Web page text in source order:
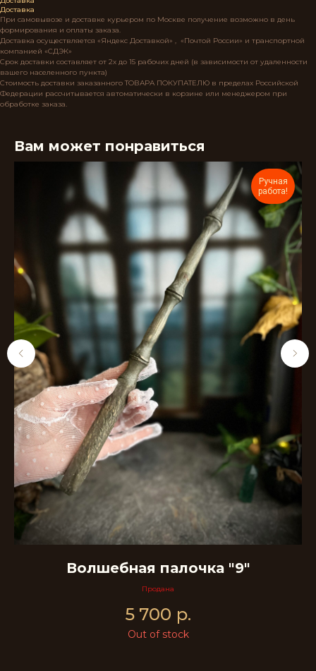
Доставка
При самовывозе и доставке курьером по Москве получение возможно в день
формирования и оплаты заказа.
Доставка осуществляется «Яндекс Доставкой» , «Почтой России» и транспортной
компанией «СДЭК»
Срок доставки составляет от 2х до 15 рабочих дней (в зависимости от удаленности
вашего населенного пункта)
Стоимость доставки заказанного ТОВАРА ПОКУПАТЕЛЮ в пределах Российской
Федерации рассчитывается автоматически в корзине или менеджером при
обработке заказа.
Вам может понравиться
Ручная
работа!
Волшебная палочка "9"
Продана
5 700 р.
Out of stock